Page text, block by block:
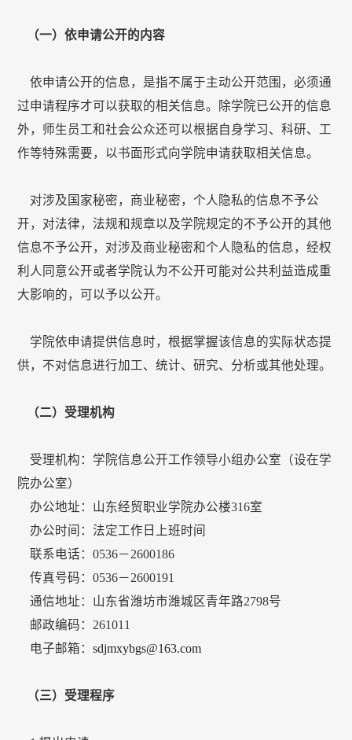
（一）依申请公开的内容
依申请公开的信息，是指不属于主动公开范围，必须通
过申请程序才可以获取的相关信息。除学院已公开的信息
外，师生员工和社会公众还可以根据自身学习、科研、工
作等特殊需要，以书面形式向学院申请获取相关信息。
对涉及国家秘密，商业秘密，个人隐私的信息不予公
开，对法律，法规和规章以及学院规定的不予公开的其他
信息不予公开，对涉及商业秘密和个人隐私的信息，经权
利人同意公开或者学院认为不公开可能对公共利益造成重
大影响的，可以予以公开。
学院依申请提供信息时，根据掌握该信息的实际状态提
供，不对信息进行加工、统计、研究、分析或其他处理。
（二）受理机构
受理机构：学院信息公开工作领导小组办公室（设在学
院办公室）
办公地址：山东经贸职业学院办公楼316室
办公时间：法定工作日上班时间
联系电话：0536－2600186
传真号码：0536－2600191
通信地址：山东省潍坊市潍城区青年路2798号
邮政编码：261011
电子邮箱：sdjmxybgs@163.com
（三）受理程序